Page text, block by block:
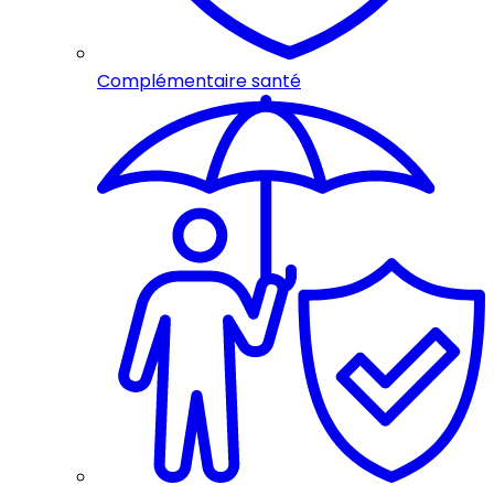
Complémentaire santé